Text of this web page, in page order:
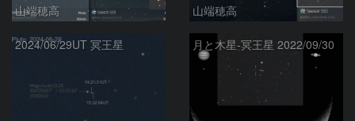
山端穂高 山端穂高
2024/06/29UT 冥王星 月と木星-冥王星 2022/09/30